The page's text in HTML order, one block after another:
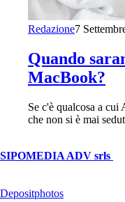
Redazione7
Quando
MacBook?
Se c'è qualcosa a cui
che non si è mai
SIPOMEDIA ADV srls
Depositphotos